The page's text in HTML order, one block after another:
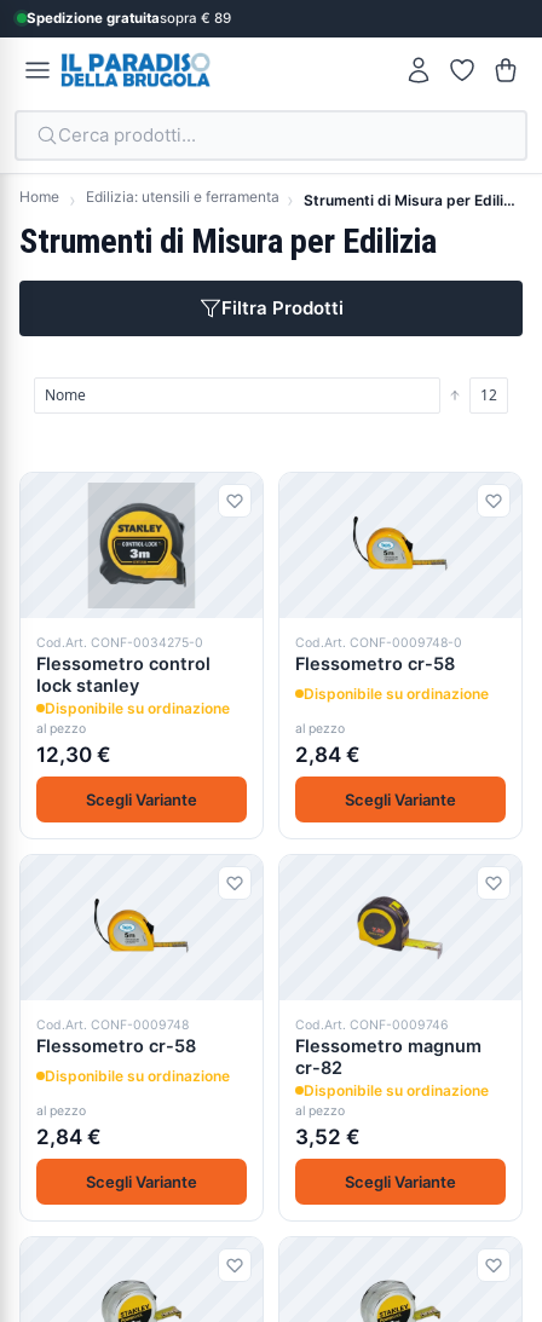
Spedizione gratuitasopra € 89
Cerca prodotti...
Home Edilizia: utensili e ferramenta Strumenti di Misura per Edilizia
Strumenti di Misura per Edilizia
Filtra Prodotti
Prodotti
Cod.Art. CONF-0034275-0
Flessometro control
lock stanley
Disponibile su ordinazione
al pezzo
12,30 €
Scegli Variante
Cod.Art. CONF-0009748-0
Flessometro cr-58
Disponibile su ordinazione
al pezzo
2,84 €
Scegli Variante
Cod.Art. CONF-0009748
Flessometro cr-58
Disponibile su ordinazione
al pezzo
2,84 €
Scegli Variante
Cod.Art. CONF-0009746
Flessometro magnum
cr-82
Disponibile su ordinazione
al pezzo
3,52 €
Scegli Variante